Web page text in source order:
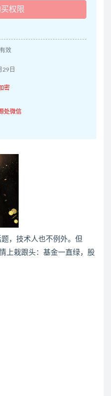
权限
效
29日
密
处微信
，技术人也不例外。但
上栽跟头：基金一直绿，股